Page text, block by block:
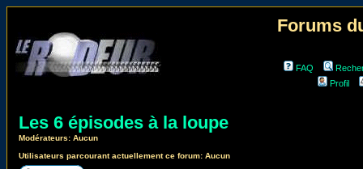
Forums
FAQ
Profil
Les 6 épisodes à la loupe
Modérateurs: Aucun
Utilisateurs parcourant actuellement ce forum: Aucun